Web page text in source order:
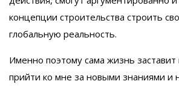
концепции строительства строить
глобальную реальность.
Именно поэтому сама жизнь заставит
прийти ко мне за новыми знаниями и